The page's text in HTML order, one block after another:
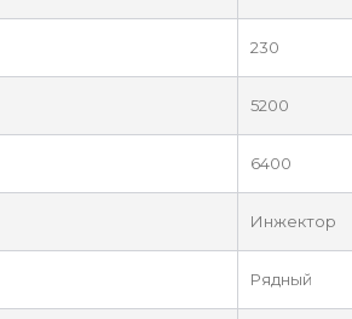
230
5200
6400
Инжектор
Рядный